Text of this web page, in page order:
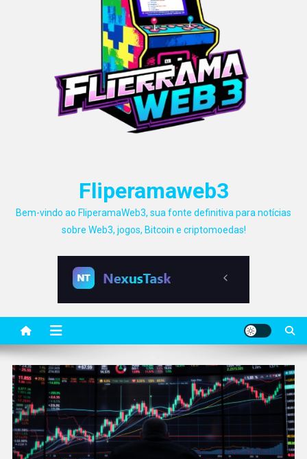
Fliperamaweb3
Bem-vindo ao FliperamaWeb3, sua fonte definitiva para notícias
sobre Web3, jogos, Bitcoin e criptomoedas!